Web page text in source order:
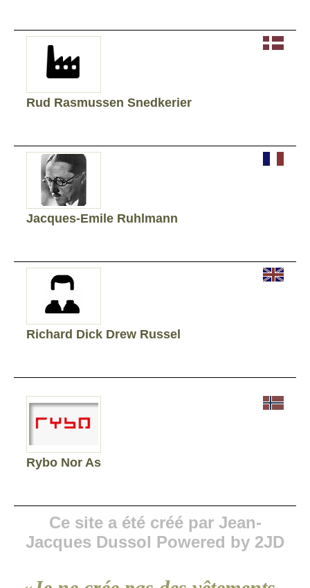
Rud Rasmussen Snedkerier
Jacques-Emile Ruhlmann
Richard Dick Drew Russel
Rybo Nor As
Ce site a été créé par Jean-
Jacques Dussol Powered by 2JD